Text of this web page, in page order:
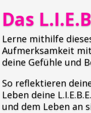
Das
Lerne mithilfe
Aufmerksamkeit
deine Gefühle und
So reflektieren
Leben deine
und dem Leben an